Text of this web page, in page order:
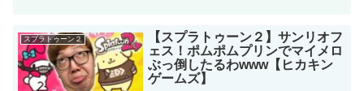
スプラトゥーン２
【スプラトゥーン２】サンリオフ
ェス！ポムポムプリンでマイメロ
ぶっ倒したるわwww【ヒカキン
ゲームズ】